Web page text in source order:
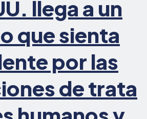
llega a un
que sienta
por las
de trata